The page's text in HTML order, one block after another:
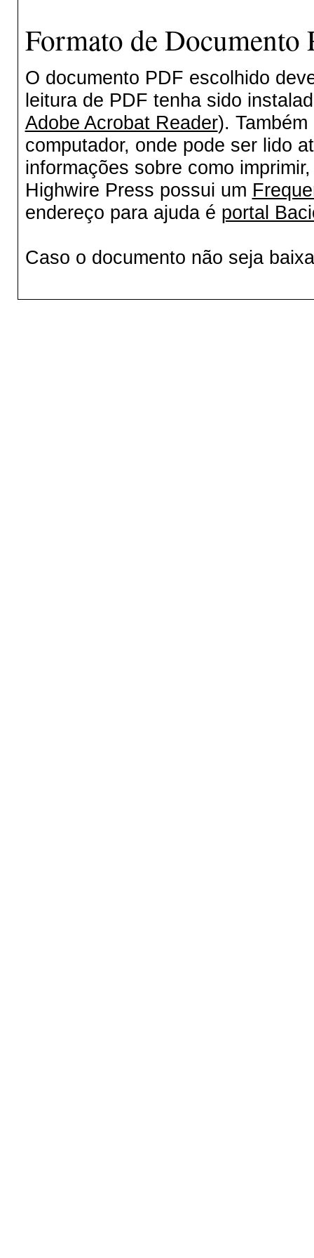
Formato de
O documento PDF escolhido
leitura de PDF tenha sido
Adobe Acrobat Reader).
computador, onde pode ser lido
informações sobre como
Highwire Press possui um
endereço para ajuda é portal
Caso o documento não seja